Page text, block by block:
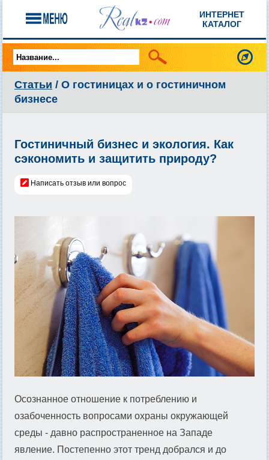
ИНТЕРНЕТ
КАТАЛОГ
Статьи / О гостиницах и о гостиничном
бизнесе
Гостиничный бизнес и экология. Как
сэкономить и защитить природу?
Написать отзыв или вопрос
Осознанное отношение к потреблению и
озабоченность вопросами охраны окружающей
среды - давно распространенное на Западе
явление. Постепенно этот тренд добрался и до